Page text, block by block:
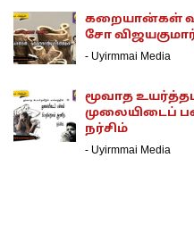
கறையான்கள்
சோ
- Uyirmmai Media
மூவாத
முலையிடைப்
நர்சிம்
- Uyirmmai Media